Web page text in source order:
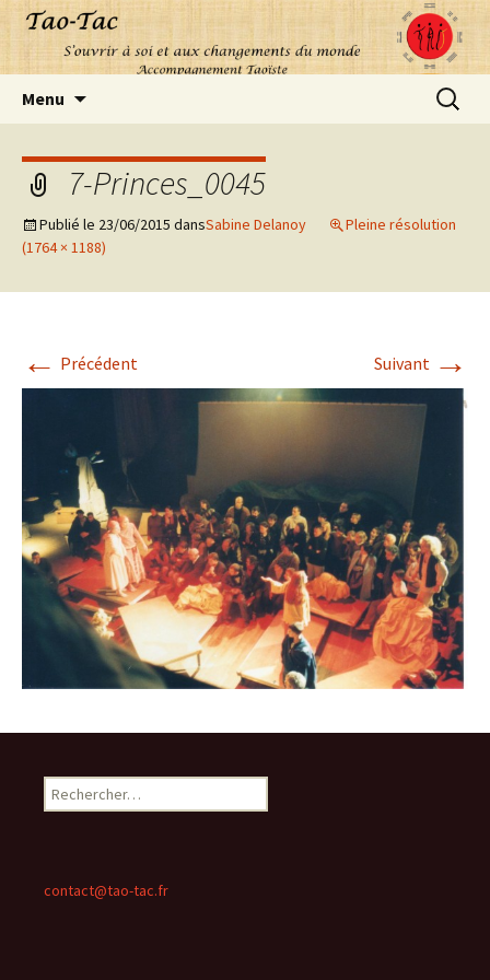
Menu
7-Princes_0045
Publié le 23/06/2015 dansSabine Delanoy
Pleine résolution
(1764 × 1188)
← Précédent Suivant →
Rechercher :
contact@tao-tac.fr